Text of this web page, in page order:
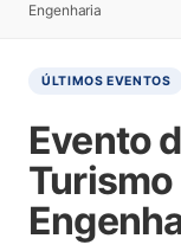
Engenharia
ÚLTIMOS EVENTOS
Evento
Turismo